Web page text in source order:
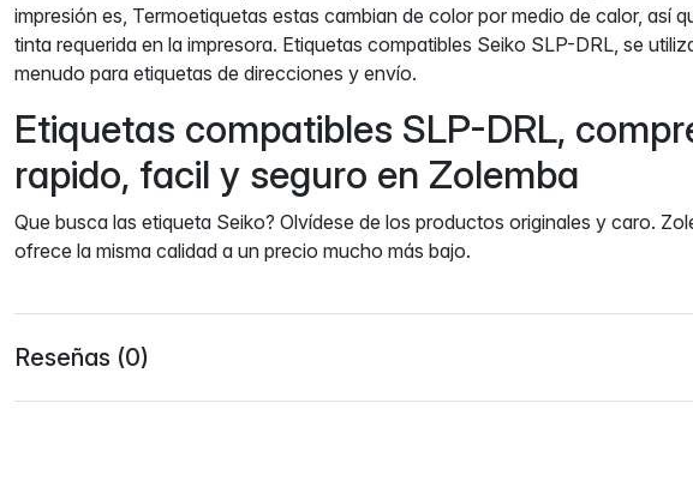
impresión es, Termoetiquetas estas cambian de color por medio de calor, así
tinta requerida en la impresora. Etiquetas compatibles Seiko SLP-DRL, se
menudo para etiquetas de direcciones y envío.
Etiquetas compatibles SLP-DRL,
rapido, facil y seguro en Zolemba
Que busca las etiqueta Seiko? Olvídese de los productos originales y caro.
ofrece la misma calidad a un precio mucho más bajo.
Reseñas (0)